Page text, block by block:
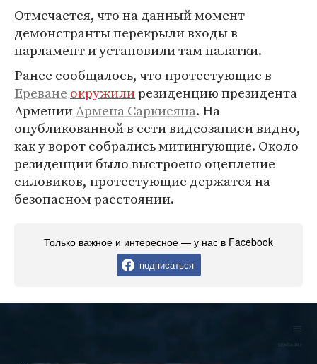
Отмечается, что на данный момент
демонстранты перекрыли входы в
парламент и установили там палатки.
Ранее сообщалось, что протестующие в
Ереване окружилирезиденцию президента
АрменииАрмена Саркисяна. На
опубликованной в сети видеозаписи видно,
как у ворот собрались митингующие. Около
резиденции было выстроено оцепление
силовиков, протестующие держатся на
безопасном расстоянии.
Только важное и интересное — у нас в Facebook
подписаться